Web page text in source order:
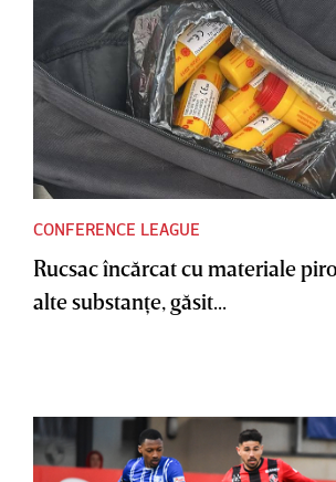
CONFERENCE LEAGUE
Rucsac încărcat cu materiale
alte substanţe, găsit...